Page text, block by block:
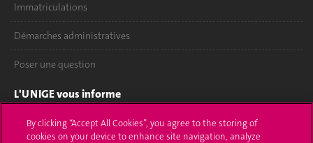
Immatriculations
Démarches administratives
Poser une question
L'UNIGE vous informe
UNIGE Mobile
By clicking “Accept All Cookies”, you agree to the storing of
cookies on your device to enhance site navigation, analyze